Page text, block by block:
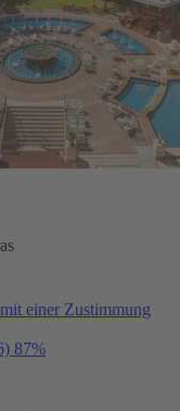
einer Zustimmung
87%